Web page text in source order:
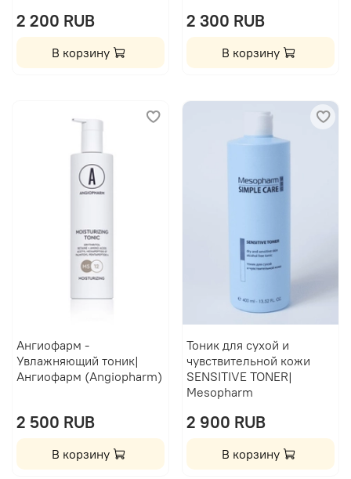
2 200 RUB
В корзину
2 300 RUB
В корзину
Ангиофарм -
Увлажняющий тоник|
Ангиофарм (Angiopharm)
2 500 RUB
В корзину
Тоник для сухой и
чувствительной кожи
SENSITIVE TONER|
Mesopharm
2 900 RUB
В корзину